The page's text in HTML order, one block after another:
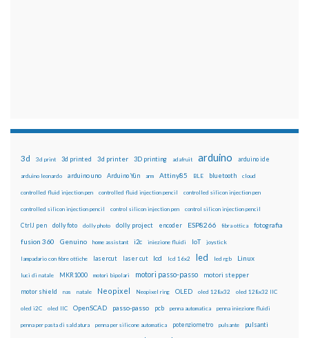
3d 3d print 3d printed 3d printer 3D printing adafruit arduino arduino ide
arduino leonardo arduino uno Arduino Yún arm Attiny85 BLE bluetooth cloud
controlled fluid injection pen controlled fluid injection pencil controlled silicon injection pen
controlled silicon injection pencil control silicon injection pen control silicon injection pencil
CtrlJ pen dolly foto dolly photo dolly project encoder ESP8266 fibra ottica fotografia
fusion 360 Genuino home assistant i2c iniezione fluidi IoT joystick
lampadario con fibre ottiche lasercut laser cut lcd lcd 16x2 led led rgb Linux
luci di natale MKR1000 motori bipolari motori passo-passo motori stepper
motor shield nas natale Neopixel Neopixel ring OLED oled 128x32 oled 128x32 IIC
oled i2C oled IIC OpenSCAD passo-passo pcb penna automatica penna iniezione fluidi
penna per pasta di saldatura penna per silicone automatica potenziometro pulsante pulsanti